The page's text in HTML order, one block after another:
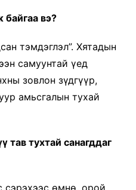
вэ?
тэмдэглэл”. Хятадын
самуунтай үед
зовлон зүдгүүр,
амьсгалын тухай
тав тухтай санагддаг